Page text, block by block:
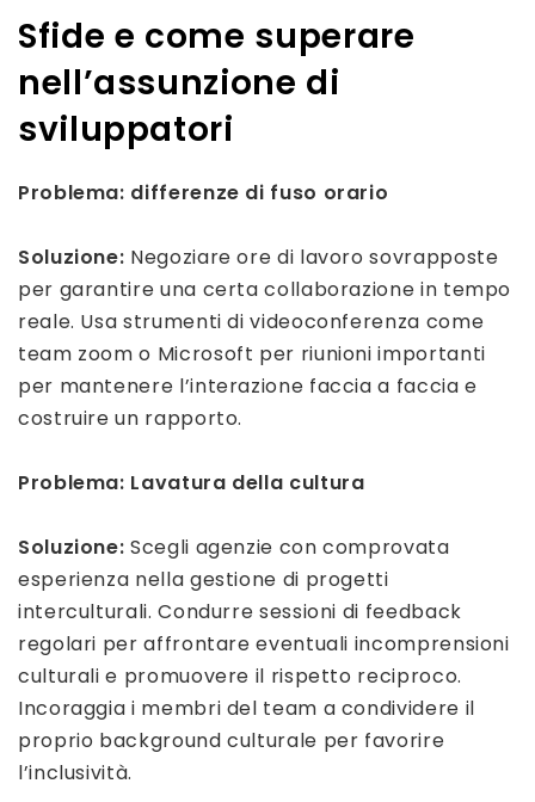
Sfide e come superare
nell’assunzione di
sviluppatori
Problema: differenze di fuso orario
Soluzione: Negoziare ore di lavoro sovrapposte
per garantire una certa collaborazione in tempo
reale. Usa strumenti di videoconferenza come
team zoom o Microsoft per riunioni importanti
per mantenere l’interazione faccia a faccia e
costruire un rapporto.
Problema: Lavatura della cultura
Soluzione:Scegli agenzie con comprovata
esperienza nella gestione di progetti
interculturali. Condurre sessioni di feedback
regolari per affrontare eventuali incomprensioni
culturali e promuovere il rispetto reciproco.
Incoraggia i membri del team a condividere il
proprio background culturale per favorire
l’inclusività.